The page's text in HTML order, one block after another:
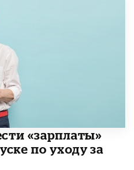
«зарплаты»
по уходу за